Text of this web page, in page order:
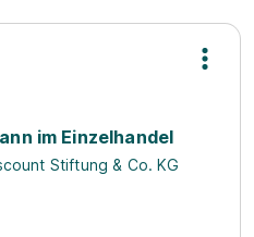
im Einzelhandel
Stiftung & Co. KG